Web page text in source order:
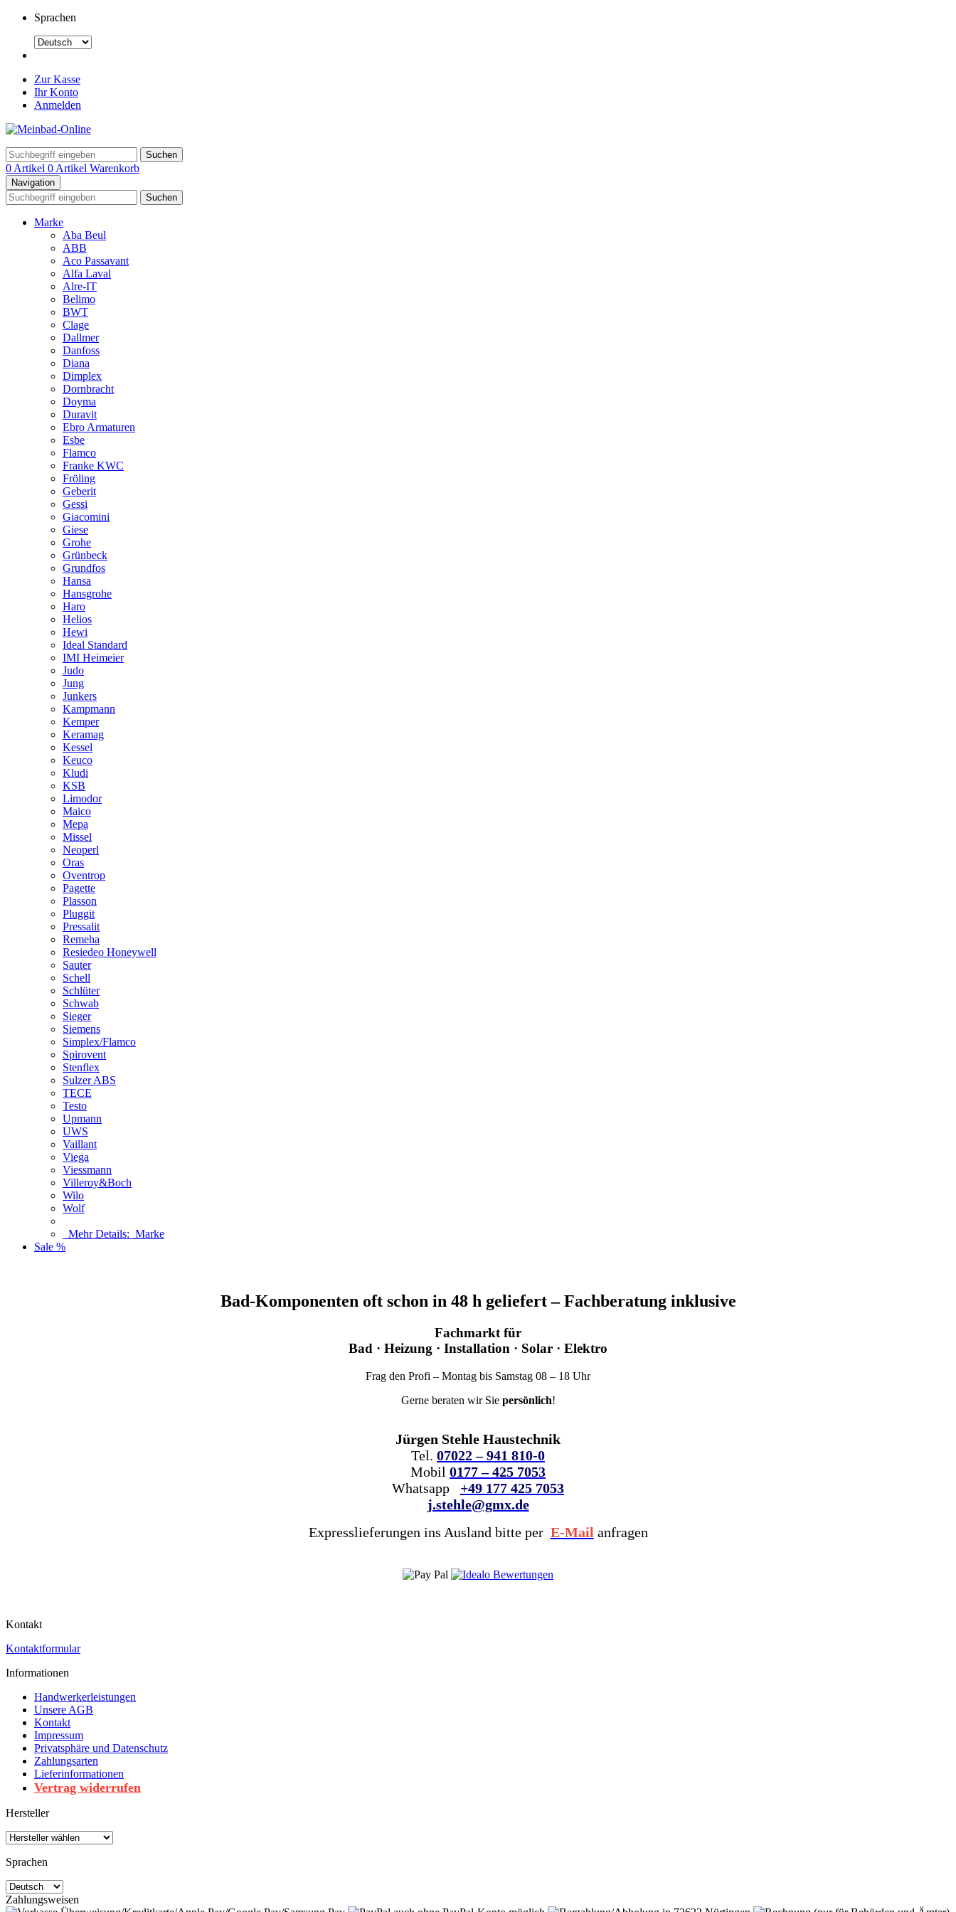
Sprachen
Zur Kasse
Ihr Konto
Anmelden
Suchen
0 Artikel 0 Artikel Warenkorb
Navigation
Suchen
Marke
Aba Beul
ABB
Aco Passavant
Alfa Laval
Alre-IT
Belimo
BWT
Clage
Dallmer
Danfoss
Diana
Dimplex
Dornbracht
Doyma
Duravit
Ebro Armaturen
Esbe
Flamco
Franke KWC
Fröling
Geberit
Gessi
Giacomini
Giese
Grohe
Grünbeck
Grundfos
Hansa
Hansgrohe
Haro
Helios
Hewi
Ideal Standard
IMI Heimeier
Judo
Jung
Junkers
Kampmann
Kemper
Keramag
Kessel
Keuco
Kludi
KSB
Limodor
Maico
Mepa
Missel
Neoperl
Oras
Oventrop
Pagette
Plasson
Pluggit
Pressalit
Remeha
Resiedeo Honeywell
Sauter
Schell
Schlüter
Schwab
Sieger
Siemens
Simplex/Flamco
Spirovent
Stenflex
Sulzer ABS
TECE
Testo
Upmann
UWS
Vaillant
Viega
Viessmann
Villeroy&Boch
Wilo
Wolf
Mehr Details: Marke
Sale %
Bad-Komponenten oft schon in 48 h geliefert– Fachberatung inklusive
Fachmarkt für
Bad · Heizung · Installation · Solar · Elektro
Frag den Profi – Montag bis Samstag 08 – 18 Uhr
Gerne beraten wir Sie persönlich!
Jürgen Stehle Haustechnik
Tel. 07022 – 941 810-0
Mobil 0177 – 425 7053
Whatsapp +49 177 425 7053
j.stehle@gmx.de
Expresslieferungen ins Ausland bitte per E-Mail anfragen
Kontakt
Kontaktformular
Informationen
Handwerkerleistungen
Unsere AGB
Kontakt
Impressum
Privatsphäre und Datenschutz
Zahlungsarten
Lieferinformationen
Vertrag widerrufen
Hersteller
Sprachen
Zahlungsweisen